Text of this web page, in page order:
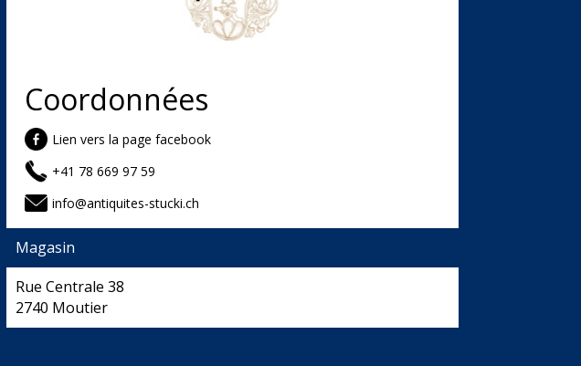
Coordonnées
Lien vers la page facebook
+41 78 669 97 59
info@antiquites-stucki.ch
Magasin
Rue Centrale 38
2740 Moutier